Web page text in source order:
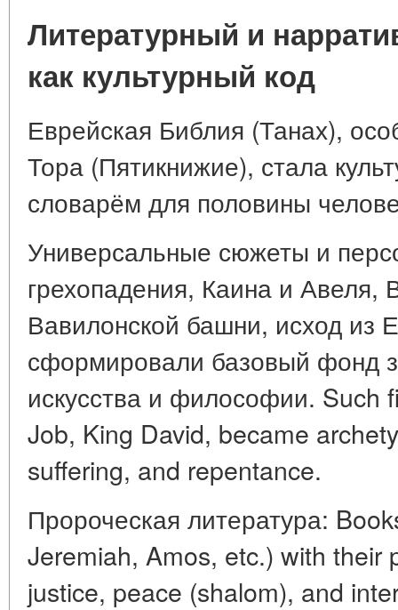
Литературный и
как культурный код
Еврейская Библия (Танах),
Тора (Пятикнижие), стала
словарём для половины
Универсальные сюжеты и
грехопадения, Каина и Авеля,
Вавилонской башни, исход из
сформировали базовый фонд
искусства и философии. Such
Job, King David, became
suffering, and repentance.
Пророческая литература:
Jeremiah, Amos, etc.) with their
justice, peace (shalom), and